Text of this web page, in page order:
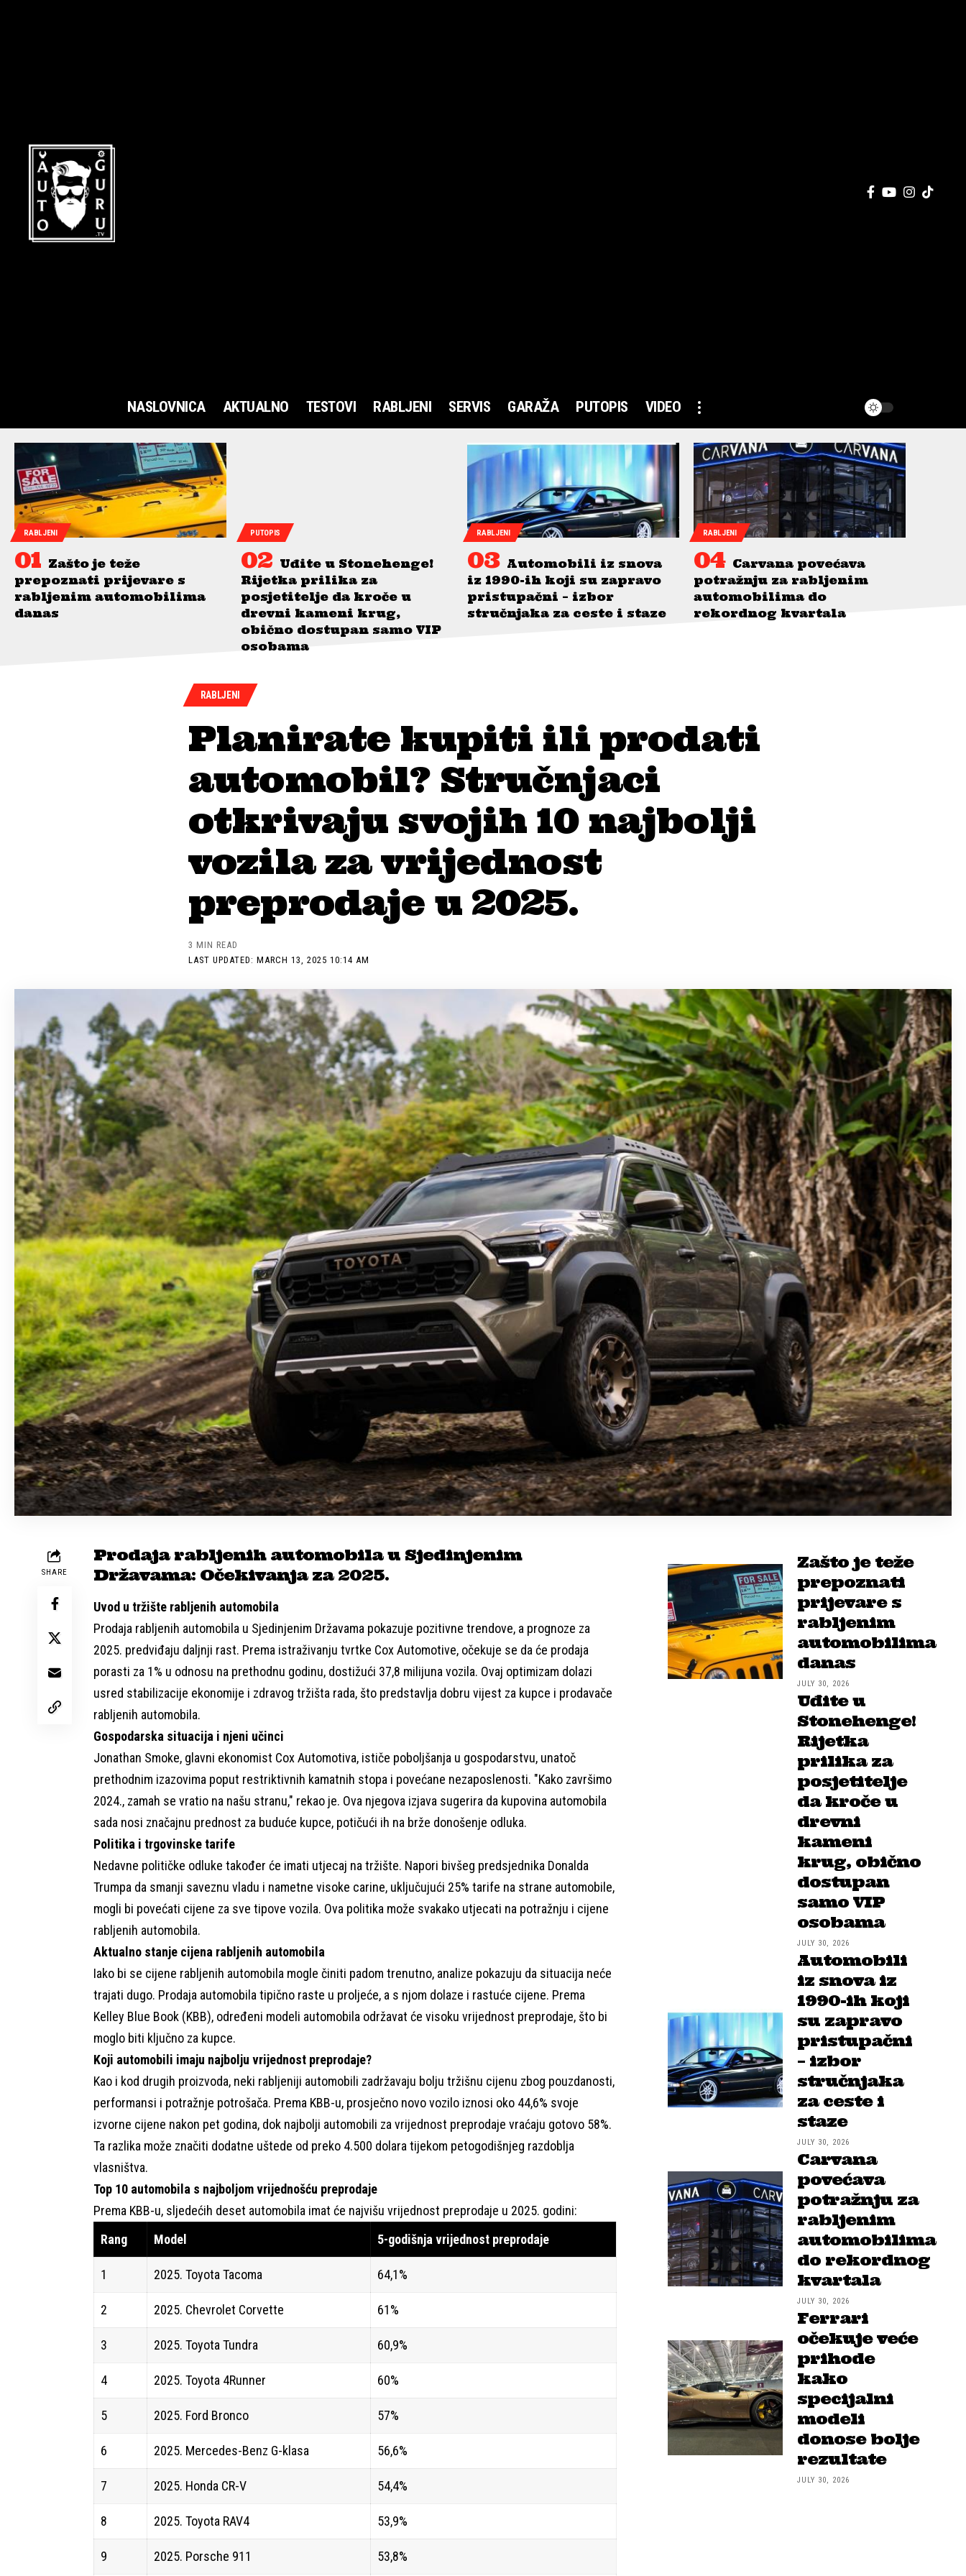
NASLOVNICA AKTUALNO TESTOVI RABLJENI SERVIS GARAŽA PUTOPIS VIDEO
RABLJENI
Zašto je teže
prepoznati prijevare s
rabljenim automobilima
danas
PUTOPIS
Uđite u Stonehenge!
Rijetka prilika za
posjetitelje da kroče u
drevni kameni krug,
obično dostupan samo VIP
osobama
RABLJENI
Automobili iz snova
iz 1990-ih koji su zapravo
pristupačni – izbor
stručnjaka za ceste i staze
RABLJENI
Carvana povećava
potražnju za rabljenim
automobilima do
rekordnog kvartala
RABLJENI
Planirate kupiti ili prodati
automobil? Stručnjaci
otkrivaju svojih 10 najbolji
vozila za vrijednost
preprodaje u 2025.
LAST UPDATED: MARCH 13, 2025 10:14 AM
3 MIN READ
SHARE
Prodaja rabljenih automobila u Sjedinjenim
Državama: Očekivanja za 2025.
Uvod u tržište rabljenih automobila
Prodaja rabljenih automobila u Sjedinjenim Državama pokazuje pozitivne trendove, a prognoze za
2025. predviđaju daljnji rast. Prema istraživanju tvrtke Cox Automotive, očekuje se da će prodaja
porasti za 1% u odnosu na prethodnu godinu, dostižući 37,8 milijuna vozila. Ovaj optimizam dolazi
usred stabilizacije ekonomije i zdravog tržišta rada, što predstavlja dobru vijest za kupce i prodavače
rabljenih automobila.
Gospodarska situacija i njeni učinci
Jonathan Smoke, glavni ekonomist Cox Automotiva, ističe poboljšanja u gospodarstvu, unatoč
prethodnim izazovima poput restriktivnih kamatnih stopa i povećane nezaposlenosti. "Kako završimo
2024., zamah se vratio na našu stranu," rekao je. Ova njegova izjava sugerira da kupovina automobila
sada nosi značajnu prednost za buduće kupce, potičući ih na brže donošenje odluka.
Politika i trgovinske tarife
Nedavne političke odluke također će imati utjecaj na tržište. Napori bivšeg predsjednika Donalda
Trumpa da smanji saveznu vladu i nametne visoke carine, uključujući 25% tarife na strane automobile,
mogli bi povećati cijene za sve tipove vozila. Ova politika može svakako utjecati na potražnju i cijene
rabljenih automobila.
Aktualno stanje cijena rabljenih automobila
Iako bi se cijene rabljenih automobila mogle činiti padom trenutno, analize pokazuju da situacija neće
trajati dugo. Prodaja automobila tipično raste u proljeće, a s njom dolaze i rastuće cijene. Prema
Kelley Blue Book (KBB), određeni modeli automobila održavat će visoku vrijednost preprodaje, što bi
moglo biti ključno za kupce.
Koji automobili imaju najbolju vrijednost preprodaje?
Kao i kod drugih proizvoda, neki rabljeniji automobili zadržavaju bolju tržišnu cijenu zbog pouzdanosti,
performansi i potražnje potrošača. Prema KBB-u, prosječno novo vozilo iznosi oko 44,6% svoje
izvorne cijene nakon pet godina, dok najbolji automobili za vrijednost preprodaje vraćaju gotovo 58%.
Ta razlika može značiti dodatne uštede od preko 4.500 dolara tijekom petogodišnjeg razdoblja
vlasništva.
Top 10 automobila s najboljom vrijednošću preprodaje
Prema KBB-u, sljedećih deset automobila imat će najvišu vrijednost preprodaje u 2025. godini:
Rang
Model 5-godišnja vrijednost preprodaje
1 2025. Toyota Tacoma 64,1%
2 2025. Chevrolet Corvette 61%
3 2025. Toyota Tundra 60,9%
4 2025. Toyota 4Runner 60%
5 2025. Ford Bronco 57%
6 2025. Mercedes-Benz G-klasa 56,6%
7 2025. Honda CR-V 54,4%
8 2025. Toyota RAV4 53,9%
9 2025. Porsche 911 53,8%
Zašto je teže
prepoznati
prijevare s
rabljenim
automobilima
danas
JULY 30, 2026
Uđite u
Stonehenge!
Rijetka
prilika za
posjetitelje
da kroče u
drevni
kameni
krug, obično
dostupan
samo VIP
osobama
JULY 30, 2026
Automobili
iz snova iz
1990-ih koji
su zapravo
pristupačni
– izbor
stručnjaka
za ceste i
staze
JULY 30, 2026
Carvana
povećava
potražnju za
rabljenim
automobilima
do rekordnog
kvartala
JULY 30, 2026
Ferrari
očekuje veće
prihode
kako
specijalni
modeli
donose bolje
rezultate
JULY 30, 2026